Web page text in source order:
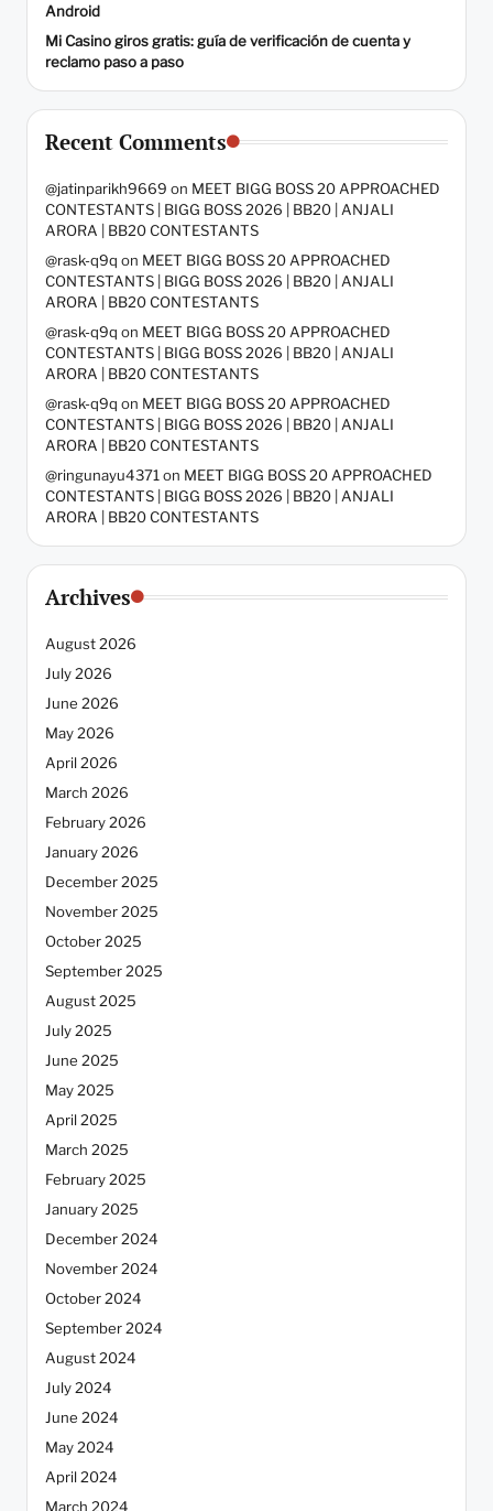
Android
Mi Casino giros gratis: guía de verificación de cuenta y
reclamo paso a paso
Recent Comments
@jatinparikh9669 on MEET BIGG BOSS 20 APPROACHED
CONTESTANTS | BIGG BOSS 2026 | BB20 | ANJALI
ARORA | BB20 CONTESTANTS
@rask-q9q on MEET BIGG BOSS 20 APPROACHED
CONTESTANTS | BIGG BOSS 2026 | BB20 | ANJALI
ARORA | BB20 CONTESTANTS
@rask-q9q on MEET BIGG BOSS 20 APPROACHED
CONTESTANTS | BIGG BOSS 2026 | BB20 | ANJALI
ARORA | BB20 CONTESTANTS
@rask-q9q on MEET BIGG BOSS 20 APPROACHED
CONTESTANTS | BIGG BOSS 2026 | BB20 | ANJALI
ARORA | BB20 CONTESTANTS
@ringunayu4371 on MEET BIGG BOSS 20 APPROACHED
CONTESTANTS | BIGG BOSS 2026 | BB20 | ANJALI
ARORA | BB20 CONTESTANTS
Archives
August 2026
July 2026
June 2026
May 2026
April 2026
March 2026
February 2026
January 2026
December 2025
November 2025
October 2025
September 2025
August 2025
July 2025
June 2025
May 2025
April 2025
March 2025
February 2025
January 2025
December 2024
November 2024
October 2024
September 2024
August 2024
July 2024
June 2024
May 2024
April 2024
March 2024